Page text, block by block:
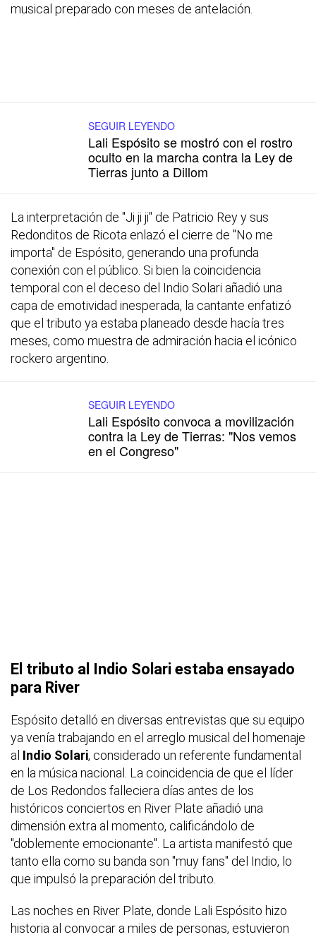
musical preparado con meses de antelación.
SEGUIR LEYENDO
Lali Espósito se mostró con el rostro
oculto en la marcha contra la Ley de
Tierras junto a Dillom
La interpretación de "Ji ji ji" de Patricio Rey y sus
Redonditos de Ricota enlazó el cierre de "No me
importa" de Espósito, generando una profunda
conexión con el público. Si bien la coincidencia
temporal con el deceso del Indio Solari añadió una
capa de emotividad inesperada, la cantante enfatizó
que el tributo ya estaba planeado desde hacía tres
meses, como muestra de admiración hacia el icónico
rockero argentino.
SEGUIR LEYENDO
Lali Espósito convoca a movilización
contra la Ley de Tierras: "Nos vemos
en el Congreso"
El tributo al Indio Solari estaba ensayado
para River
Espósito detalló en diversas entrevistas que su equipo
ya venía trabajando en el arreglo musical del homenaje
al Indio Solari, considerado un referente fundamental
en la música nacional. La coincidencia de que el líder
de Los Redondos falleciera días antes de los
históricos conciertos en River Plate añadió una
dimensión extra al momento, calificándolo de
"doblemente emocionante". La artista manifestó que
tanto ella como su banda son "muy fans" del Indio, lo
que impulsó la preparación del tributo.
Las noches en River Plate, donde Lali Espósito hizo
historia al convocar a miles de personas, estuvieron